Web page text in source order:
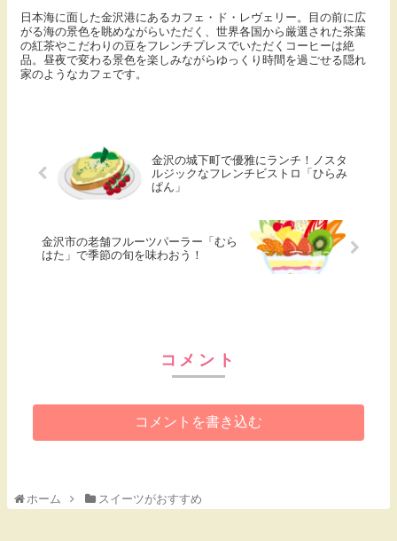
日本海に面した金沢港にあるカフェ・ド・レヴェリー。目の前に広
がる海の景色を眺めながらいただく、世界各国から厳選された茶葉
の紅茶やこだわりの豆をフレンチプレスでいただくコーヒーは絶
品。昼夜で変わる景色を楽しみながらゆっくり時間を過ごせる隠れ
家のようなカフェです。
金沢の城下町で優雅にランチ！ノスタ
ルジックなフレンチビストロ「ひらみ
ぱん」
金沢市の老舗フルーツパーラー「むら
はた」で季節の旬を味わおう！
コメント
コメントを書き込む
ホーム スイーツがおすすめ